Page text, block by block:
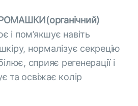
і пом’якшує навіть
нормалізує секрецію
сприяє регенерації і
та освіжає колір